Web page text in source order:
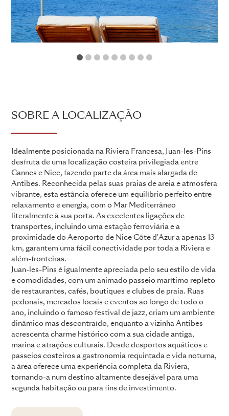
1 2 3 4 5 6
SOBRE A LOCALIZAÇÃO
Idealmente posicionada na Riviera Francesa, Juan-les-Pins
desfruta de uma localização costeira privilegiada entre
Cannes e Nice, fazendo parte da área mais alargada de
Antibes. Reconhecida pelas suas praias de areia e atmosfera
vibrante, esta estância oferece um equilíbrio perfeito entre
relaxamento e energia, com o Mar Mediterrâneo
literalmente à sua porta. As excelentes ligações de
transportes, incluindo uma estação ferroviária e a
proximidade do Aeroporto de Nice Côte d'Azur a apenas 13
km, garantem uma fácil conectividade por toda a Riviera e
além-fronteiras.
Juan-les-Pins é igualmente apreciada pelo seu estilo de vida
e comodidades, com um animado passeio marítimo repleto
de restaurantes, cafés, boutiques e clubes de praia. Ruas
pedonais, mercados locais e eventos ao longo de todo o
ano, incluindo o famoso festival de jazz, criam um ambiente
dinâmico mas descontraído, enquanto a vizinha Antibes
acrescenta charme histórico com a sua cidade antiga,
marina e atrações culturais. Desde desportos aquáticos e
passeios costeiros a gastronomia requintada e vida noturna,
a área oferece uma experiência completa da Riviera,
tornando-a num destino altamente desejável para uma
segunda habitação ou para fins de investimento.